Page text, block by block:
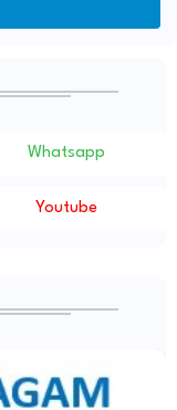
Whatsapp
Youtube